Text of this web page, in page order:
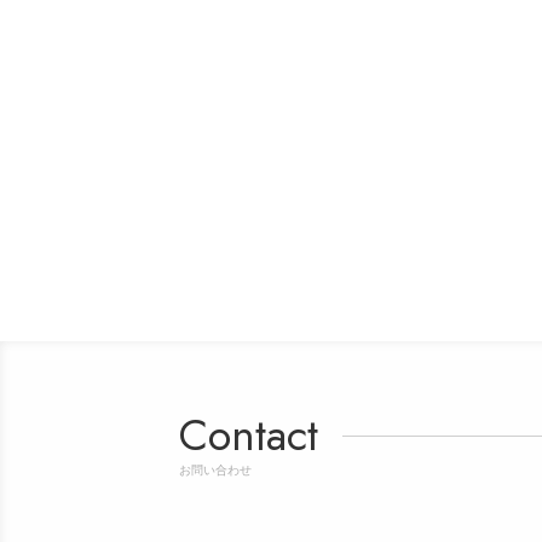
Contact
お問い合わせ